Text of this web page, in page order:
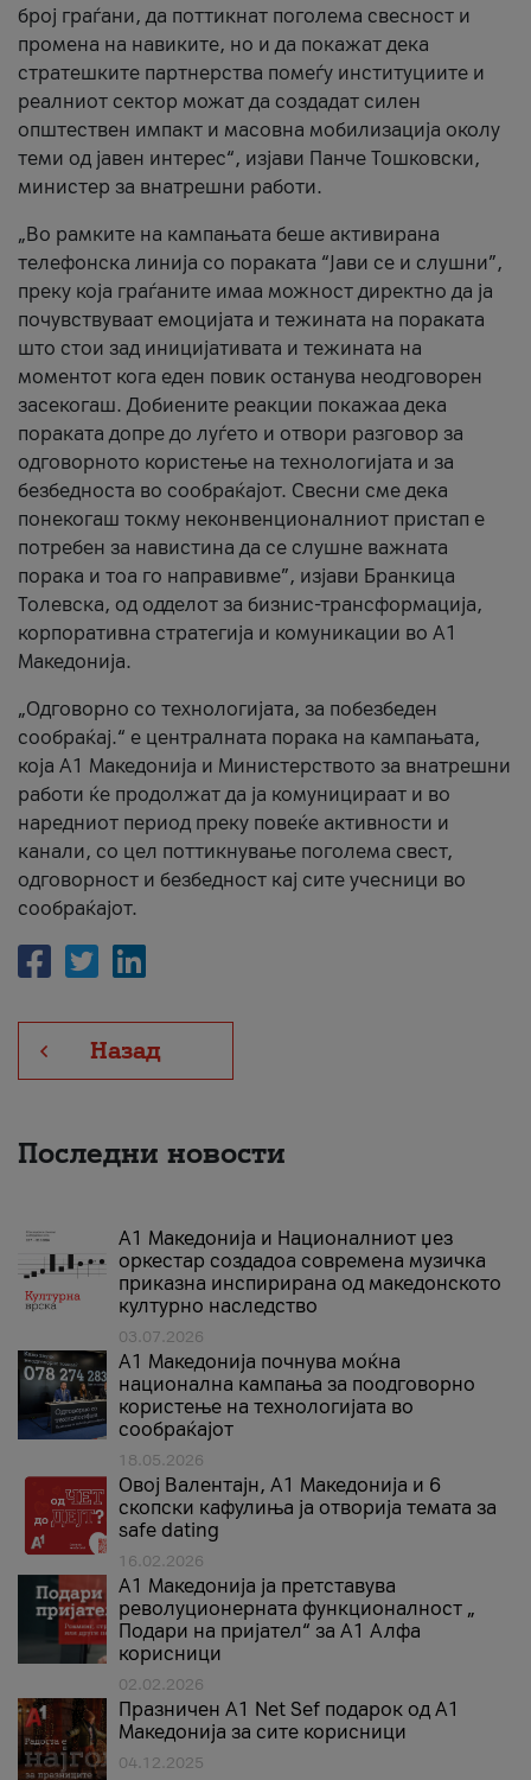
број граѓани, да поттикнат поголема свесност и
промена на навиките, но и да покажат дека
стратешките партнерства помеѓу институциите и
реалниот сектор можат да создадат силен
општествен импакт и масовна мобилизација околу
теми од јавен интерес“, изјави Панче Тошковски,
министер за внатрешни работи.
„Во рамките на кампањата беше активирана
телефонска линија со пораката “Јави се и слушни”,
преку која граѓаните имаа можност директно да ја
почувствуваат емоцијата и тежината на пораката
што стои зад иницијативата и тежината на
моментот кога еден повик останува неодговорен
засекогаш. Добиените реакции покажаа дека
пораката допре до луѓето и отвори разговор за
одговорното користење на технологијата и за
безбедноста во сообраќајот. Свесни сме дека
понекогаш токму неконвенционалниот пристап е
потребен за навистина да се слушне важната
порака и тоа го направивме”, изјави Бранкица
Толевска, од одделот за бизнис-трансформација,
корпоративна стратегија и комуникации во А1
Македонија.
„Одговорно со технологијата, за побезбеден
сообраќај.“ е централната порака на кампањата,
која A1 Македонија и Министерството за внатрешни
работи ќе продолжат да ја комуницираат и во
наредниот период преку повеќе активности и
канали, со цел поттикнување поголема свест,
одговорност и безбедност кај сите учесници во
сообраќајот.
Назад
Последни новости
А1 Македонија и Националниот џез
оркестар создадоа современа музичка
приказна инспирирана од македонското
културно наследство
03.07.2026
A1 Македонија почнува моќна
национална кампања за поодговорно
користење на технологијата во
сообраќајот
18.05.2026
Овој Валентајн, A1 Македонија и 6
скопски кафулиња ја отворија темата за
safe dating
16.02.2026
А1 Македонија ја претставува
револуционерната функционалност „
Подари на пријател“ за А1 Алфа
корисници
02.02.2026
Празничен A1 Net Sеf подарок од А1
Македонија за сите корисници
04.12.2025